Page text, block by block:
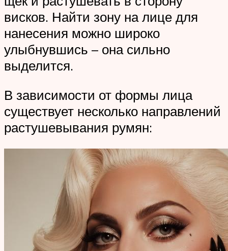
висков. Найти зону на лице для
нанесения можно широко
улыбнувшись – она сильно
выделится.
В зависимости от формы лица
существует несколько направлений
растушевывания румян: